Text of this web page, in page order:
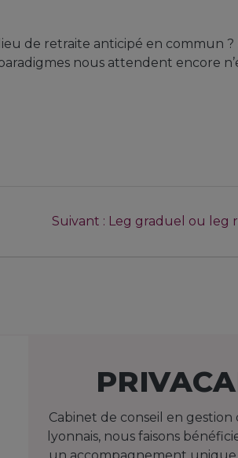
de retraite anticipé en commun ?
nous attendent encore
Suivant : Leg graduel ou leg
Cabinet de conseil en
lyonnais, nous faisons